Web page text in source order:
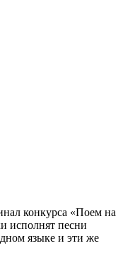
конкурса «Поем на
исполнят песни
языке и эти же